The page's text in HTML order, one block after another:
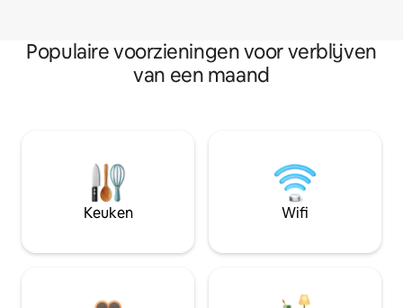
Populaire voorzieningen voor verblijven
van een maand
Keuken Wifi